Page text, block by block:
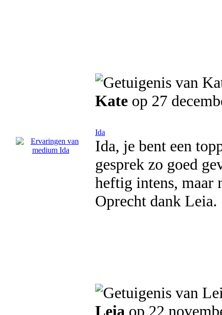
Kate op 27
Ida
Ida, je bent een
gesprek zo goed
heftig intens, maar
Oprecht dank Leia.
Leia op 22